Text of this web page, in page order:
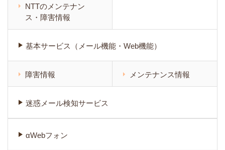
NTTのメンテナン
ス・障害情報
基本サービス（メール機能・Web機能）
障害情報 メンテナンス情報
迷惑メール検知サービス
αWebフォン